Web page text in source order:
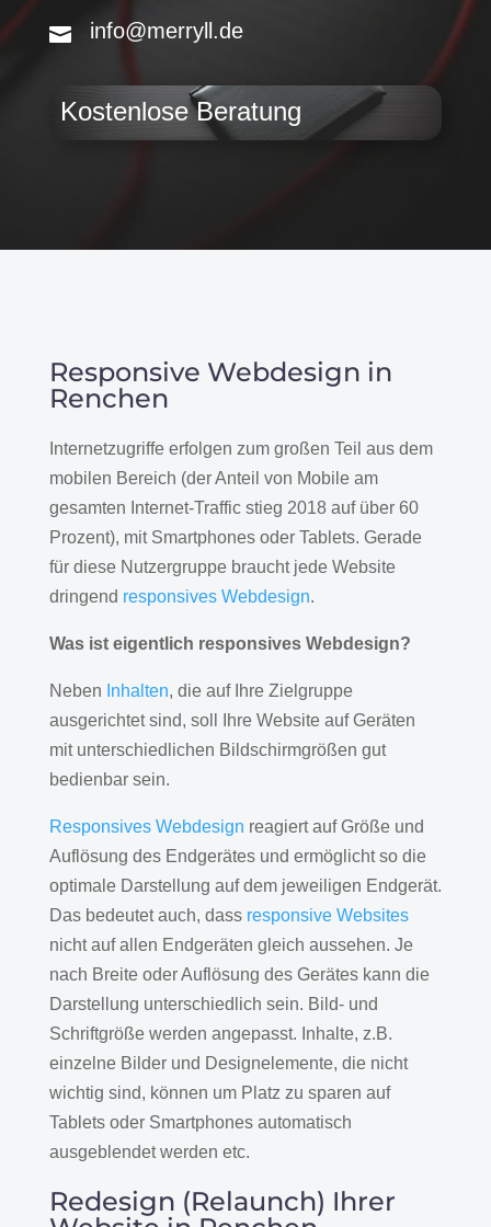
info@merryll.de
Kostenlose Beratung
Responsive Webdesign in
Renchen
Internetzugriffe erfolgen zum großen Teil aus dem
mobilen Bereich (der Anteil von Mobile am
gesamten Internet-Traffic stieg 2018 auf über 60
Prozent), mit Smartphones oder Tablets. Gerade
für diese Nutzergruppe braucht jede Website
dringend responsives Webdesign.
Was ist eigentlich responsives Webdesign?
Neben Inhalten, die auf Ihre Zielgruppe
ausgerichtet sind, soll Ihre Website auf Geräten
mit unterschiedlichen Bildschirmgrößen gut
bedienbar sein.
Responsives Webdesign reagiert auf Größe und
Auflösung des Endgerätes und ermöglicht so die
optimale Darstellung auf dem jeweiligen Endgerät.
Das bedeutet auch, dass responsive Websites
nicht auf allen Endgeräten gleich aussehen. Je
nach Breite oder Auflösung des Gerätes kann die
Darstellung unterschiedlich sein. Bild- und
Schriftgröße werden angepasst. Inhalte, z.B.
einzelne Bilder und Designelemente, die nicht
wichtig sind, können um Platz zu sparen auf
Tablets oder Smartphones automatisch
ausgeblendet werden etc.
Redesign (Relaunch) Ihrer